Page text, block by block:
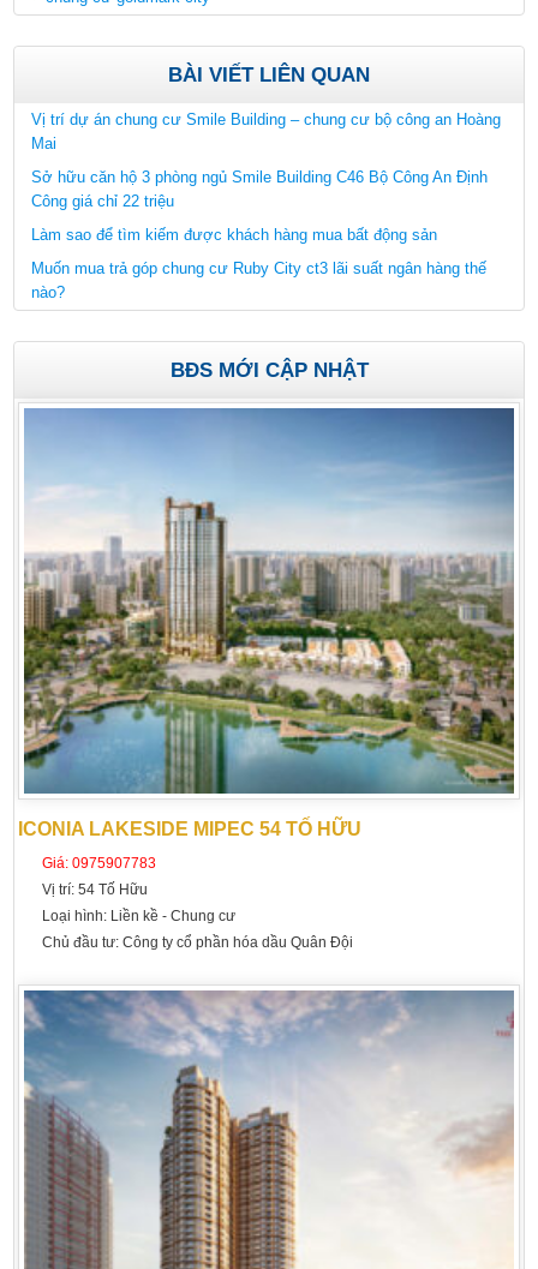
BÀI VIẾT LIÊN QUAN
Vị trí dự án chung cư Smile Building – chung cư bộ công an Hoàng
Mai
Sở hữu căn hộ 3 phòng ngủ Smile Building C46 Bộ Công An Định
Công giá chỉ 22 triệu
Làm sao để tìm kiếm được khách hàng mua bất động sản
Muốn mua trả góp chung cư Ruby City ct3 lãi suất ngân hàng thế
nào?
BĐS MỚI CẬP NHẬT
ICONIA LAKESIDE MIPEC 54 TỐ HỮU
Giá: 0975907783
Vị trí: 54 Tố Hữu
Loại hình: Liền kề - Chung cư
Chủ đầu tư: Công ty cổ phần hóa dầu Quân Đội